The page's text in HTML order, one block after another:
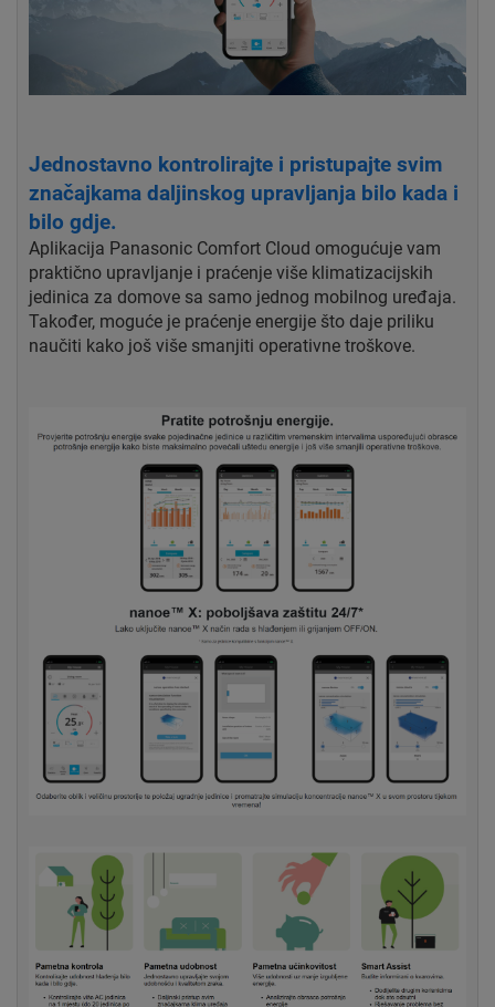
Jednostavno kontrolirajte i pristupajte svim
značajkama daljinskog upravljanja bilo kada i
bilo gdje.
Aplikacija Panasonic Comfort Cloud omogućuje vam
praktično upravljanje i praćenje više klimatizacijskih
jedinica za domove sa samo jednog mobilnog uređaja.
Također, moguće je praćenje energije što daje priliku
naučiti kako još više smanjiti operativne troškove.